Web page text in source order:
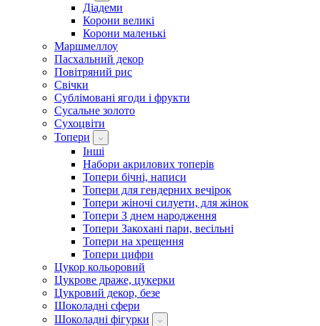
Діадеми
Корони великі
Корони маленькі
Маршмеллоу
Пасхальний декор
Повітряний рис
Свічки
Сублімовані ягоди і фрукти
Сусальне золото
Сухоцвіти
Топери
Інші
Набори акрилових топерів
Топери бічні, написи
Топери для гендерних вечірок
Топери жіночі силуети, для жінок
Топери З днем ​​народження
Топери Закохані пари, весільні
Топери на хрещення
Топери цифри
Цукор кольоровий
Цукрове драже, цукерки
Цукровий декор, безе
Шоколадні сфери
Шоколадні фігурки